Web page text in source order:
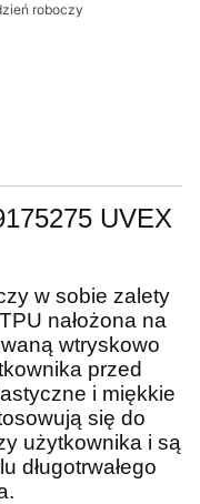
roboczy
UVEX
w sobie zalety
nałożona na
wtryskowo
przed
i miękkie
się do
użytkownika i są
długotrwałego